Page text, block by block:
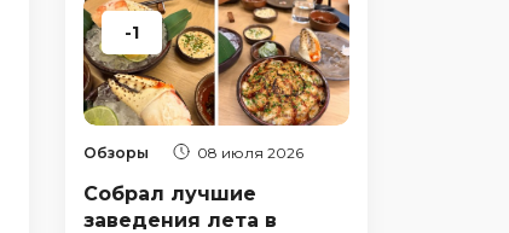
-1
Обзоры 08 июля 2026
Собрал лучшие
заведения лета в